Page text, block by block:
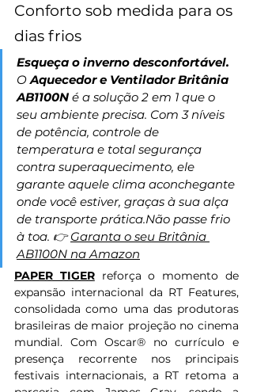
Conforto sob medida para os
dias frios
Esqueça o inverno desconfortável.
O Aquecedor e Ventilador Britânia
AB1100N é a solução 2 em 1 que o
seu ambiente precisa. Com 3 níveis
de potência, controle de
temperatura e total segurança
contra superaquecimento, ele
garante aquele clima aconchegante
onde você estiver, graças à sua alça
de transporte prática.Não passe frio
à toa. 👉 Garanta o seu Britânia
AB1100N na Amazon
PAPER TIGER reforça o momento de
expansão internacional da RT Features,
consolidada como uma das produtoras
brasileiras de maior projeção no cinema
mundial. Com Oscar® no currículo e
presença recorrente nos principais
festivais internacionais, a RT retoma a